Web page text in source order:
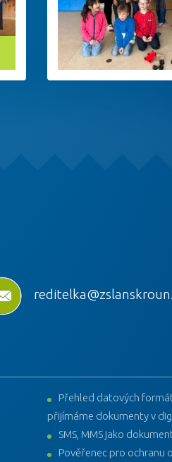
Přehled datových
přijímáme dokumenty v
SMS, MMS jako
Pověřenec pro ochranu